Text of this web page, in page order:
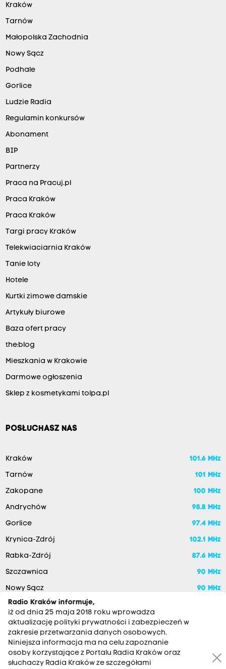
Kraków
Tarnów
Małopolska Zachodnia
Nowy Sącz
Podhale
Gorlice
Ludzie Radia
Regulamin konkursów
Abonament
BIP
Partnerzy
Praca na Pracuj.pl
Praca Kraków
Praca Kraków
Targi pracy Kraków
Telekwiaciarnia Kraków
Tanie loty
Hotele
Kurtki zimowe damskie
Artykuły biurowe
Baza ofert pracy
the:blog
Mieszkania w Krakowie
Darmowe ogłoszenia
Sklep z kosmetykami tolpa.pl
POSŁUCHASZ NAS
Kraków 101.6 MHz
Tarnów 101 MHz
Zakopane 100 MHz
Andrychów 98.8 MHz
Gorlice 97.4 MHz
Krynica-Zdrój 102.1 MHz
Rabka-Zdrój 87.6 MHz
Szczawnica 90 MHz
Nowy Sącz
90 MHz
Radio Kraków informuje,
iż od dnia 25 maja 2018 roku wprowadza
aktualizację polityki prywatności i zabezpieczeń w
zakresie przetwarzania danych osobowych.
Niniejsza informacja ma na celu zapoznanie
osoby korzystające z Portalu Radia Kraków oraz
słuchaczy Radia Kraków ze szczegółami